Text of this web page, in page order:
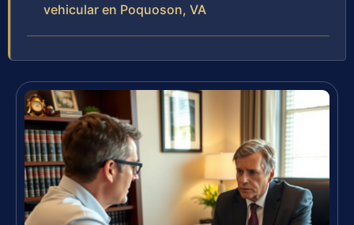
vehicular en Poquoson, VA